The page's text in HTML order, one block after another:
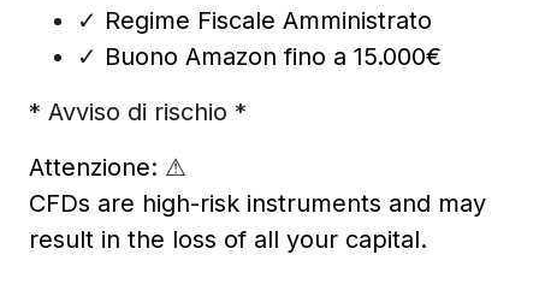
✓ Regime Fiscale Amministrato
✓ Buono Amazon fino a 15.000€
* Avviso di rischio *
Attenzione: ⚠
CFDs are high-risk instruments and may
result in the loss of all your capital.